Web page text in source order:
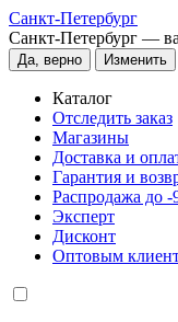
Санкт-Петербург
Санкт-Петербург —
Да, верно Изменить
Каталог
Отследить заказ
Магазины
Доставка и
Гарантия и
Распродажа до -
Эксперт
Дисконт
Оптовым